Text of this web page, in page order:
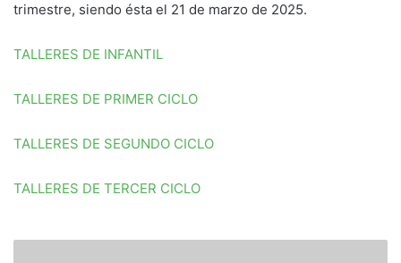
trimestre, siendo ésta el 21 de marzo de 2025.
TALLERES DE INFANTIL
TALLERES DE PRIMER CICLO
TALLERES DE SEGUNDO CICLO
TALLERES DE TERCER CICLO